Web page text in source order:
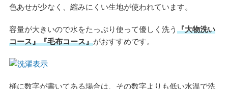
色あせが少なく、縮みにくい生地が使われています。
容量が大きいので水をたっぷり使って優しく洗う 『大物洗い
コース』『毛布コース』がおすすめです。
桶に数字が書いてある場合は、その数字よりも低い水温で洗